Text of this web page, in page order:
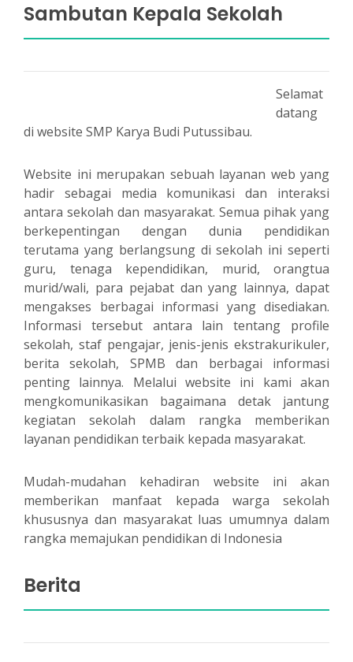
Sambutan Kepala Sekolah
Selamat
datang
di website SMP Karya Budi Putussibau.
Website ini merupakan sebuah layanan web yang
hadir sebagai media komunikasi dan interaksi
antara sekolah dan masyarakat. Semua pihak yang
berkepentingan dengan dunia pendidikan
terutama yang berlangsung di sekolah ini seperti
guru, tenaga kependidikan, murid, orangtua
murid/wali, para pejabat dan yang lainnya, dapat
mengakses berbagai informasi yang disediakan.
Informasi tersebut antara lain tentang profile
sekolah, staf pengajar, jenis-jenis ekstrakurikuler,
berita sekolah, SPMB dan berbagai informasi
penting lainnya. Melalui website ini kami akan
mengkomunikasikan bagaimana detak jantung
kegiatan sekolah dalam rangka memberikan
layanan pendidikan terbaik kepada masyarakat.
Mudah-mudahan kehadiran website ini akan
memberikan manfaat kepada warga sekolah
khususnya dan masyarakat luas umumnya dalam
rangka memajukan pendidikan di Indonesia
Berita